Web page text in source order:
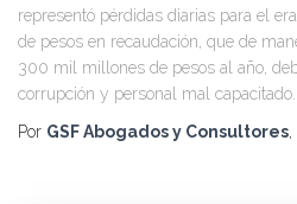
representó pérdidas diarias para el
de pesos en recaudación, que de
300 mil millones de pesos al año,
corrupción y personal mal
Por GSF Abogados y Consultores,